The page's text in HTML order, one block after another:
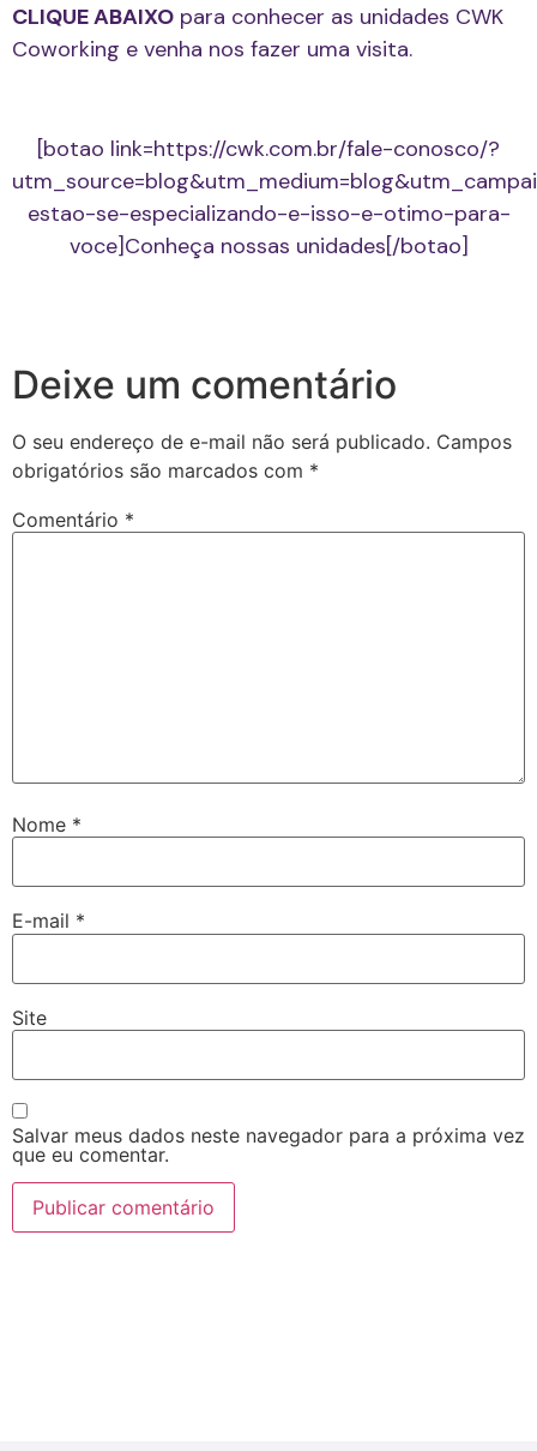
CLIQUE ABAIXO para conhecer as unidades CWK
Coworking e venha nos fazer uma visita.
[botao link=https://cwk.com.br/fale-conosco/?
estao-se-especializando-e-isso-e-otimo-para-
voce]Conheça nossas unidades[/botao]
Deixe um comentário
O seu endereço de e-mail não será publicado. Campos
obrigatórios são marcados com *
Comentário *
Nome *
E-mail *
Site
Salvar meus dados neste navegador para a próxima vez
que eu comentar.